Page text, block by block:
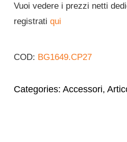
Vuoi vedere i prezzi netti
registrati qui
COD: BG1649.CP27
Categories: Accessori,